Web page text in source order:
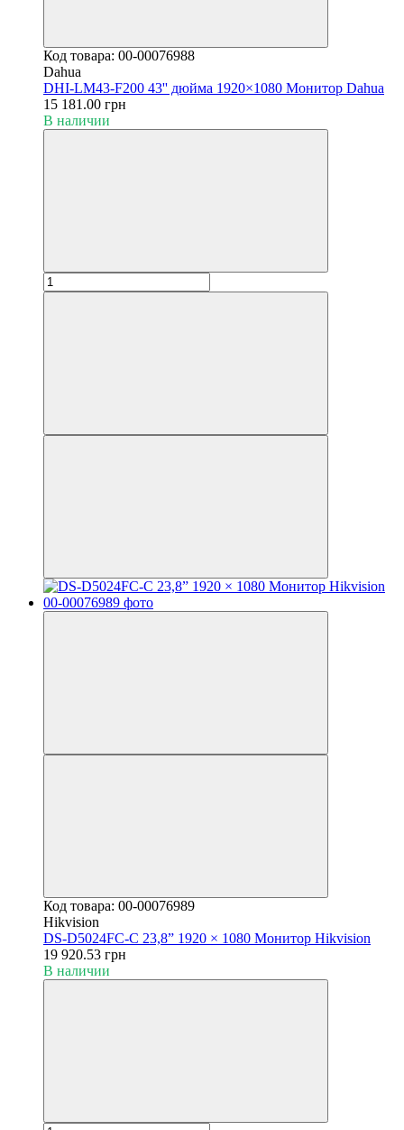
Код товара: 00-00076988
Dahua
DHI-LM43-F200 43'' дюйма 1920×1080 Монитор Dahua
15 181.00 грн
В наличии
Код товара: 00-00076989
Hikvision
DS-D5024FC-C 23,8” 1920 × 1080 Монитор Hikvision
19 920.53 грн
В наличии